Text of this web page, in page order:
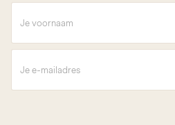
V
r
a
E
a